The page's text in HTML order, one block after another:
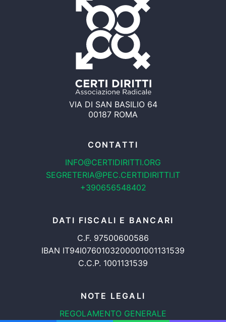
VIA DI SAN BASILIO 64
00187 ROMA
CONTATTI
INFO@CERTIDIRITTI.ORG
SEGRETERIA@PEC.CERTIDIRITTI.IT
+390656548402
DATI FISCALI E BANCARI
C.F. 97500600586
IBAN IT94I0760103200001001131539
C.C.P. 1001131539
NOTE LEGALI
REGOLAMENTO GENERALE